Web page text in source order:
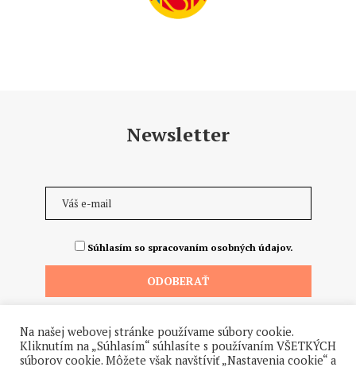
Newsletter
Súhlasím so spracovaním osobných údajov.
Na našej webovej stránke používame súbory cookie.
Kliknutím na „Súhlasím“ súhlasíte s používaním VŠETKÝCH
súborov cookie. Môžete však navštíviť „Nastavenia cookie“ a